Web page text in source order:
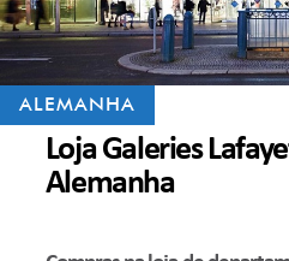
ALEMANHA
Loja Galeries
Alemanha